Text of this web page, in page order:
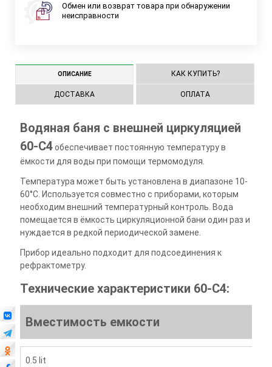
Обмен или возврат товара при обнаружении
неисправности
ОПИСАНИЕ КАК КУПИТЬ?
ДОСТАВКА ОПЛАТА
Водяная баня с внешней циркуляцией
60-С4обеспечивает постоянную температуру в
ёмкости для воды при помощи термомодуля.
Температура может быть установлена в диапазоне 10-
60°С. Используется совместно с приборами, которым
необходим внешний температурный контроль. Вода
помещается в ёмкость циркуляционной бани один раз и
нуждается в редкой периодической замене.
Прибор идеально подходит для подсоединения к
рефрактометру.
Технические характеристики 60-C4:
Вместимость емкости
0.5 lit